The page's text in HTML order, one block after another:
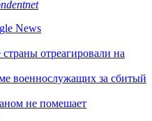
News
отреагировали на
военнослужащих за сбитый
не помешает